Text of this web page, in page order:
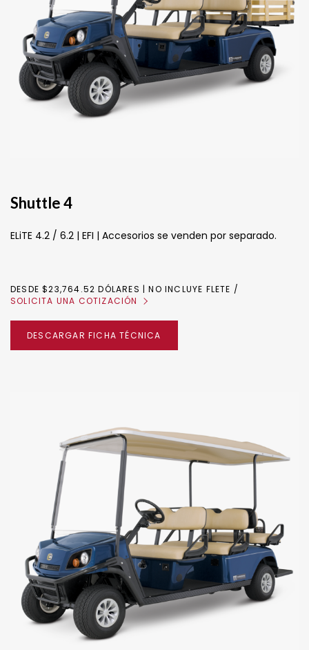
Shuttle 4
ELiTE 4.2 / 6.2 | EFI | Accesorios se venden por separado.
DESDE $23,764.52 DÓLARES | NO INCLUYE FLETE
SOLICITA UNA COTIZACIÓN
DESCARGAR FICHA TÉCNICA